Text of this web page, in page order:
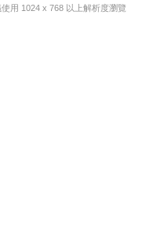
用 1024 x 768 以上解析度瀏覽